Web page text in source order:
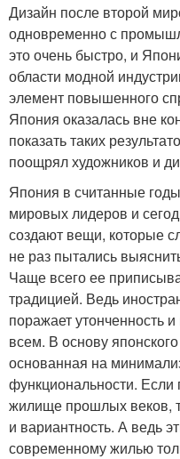
Дизайн после второй
одновременно с
это очень быстро, и
области модной
элемент повышенного
Япония оказалась вне
показать таких
поощрял художников и
Япония в считанные
мировых лидеров и
создают вещи, которые
не раз пытались
Чаще всего ее
традицией. Ведь
поражает утонченность
всем. В основу
основанная на
функциональности. Если
жилище прошлых веков,
и вариантность. А ведь
современному жилью